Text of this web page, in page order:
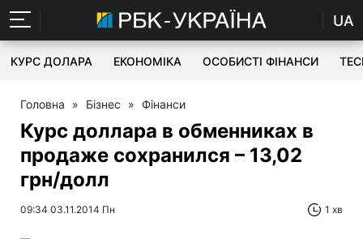
UA
КУРС ДОЛАРА ЕКОНОМІКА ОСОБИСТІ ФІНАНСИ
Головна » Бізнес » Фінанси
Курс доллара в обменниках в
продаже сохранился – 13,02
грн/долл
09:34 03.11.2014 Пн 1 хв